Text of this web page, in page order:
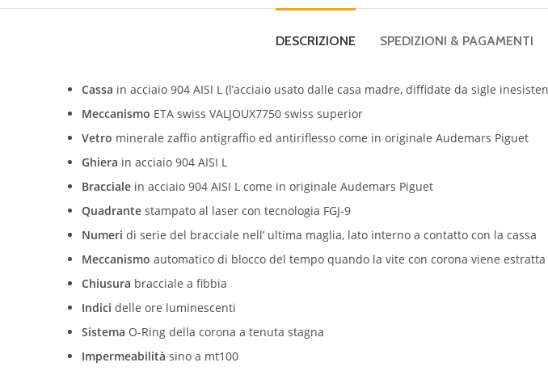
DESCRIZIONE SPEDIZIONI & PAGAMENTI
Cassa in acciaio 904 AISI L (l’acciaio usato dalle casa madre, diffidate da sigle
Meccanismo ETA swiss VALJOUX7750 swiss superior
Vetro minerale zaffio antigraffio ed antiriflesso come in originale Audemars Piguet
Ghiera in acciaio 904 AISI L
Bracciale in acciaio 904 AISI L come in originale Audemars Piguet
Quadrante stampato al laser con tecnologia FGJ-9
Numeri di serie del bracciale nell’ ultima maglia, lato interno a contatto con la cassa
Meccanismo automatico di blocco del tempo quando la vite con corona viene
Chiusura bracciale a fibbia
Indici delle ore luminescenti
Sistema O-Ring della corona a tenuta stagna
Impermeabilità sino a mt100